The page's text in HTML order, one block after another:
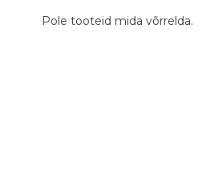
Pole tooteid mida võrrelda.